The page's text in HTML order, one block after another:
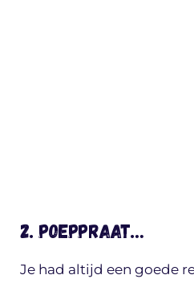
2. Poeppraat…
Je had altijd een goede